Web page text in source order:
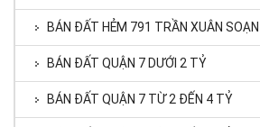
BÁN ĐẤT HẺM 791 TRẦN XUÂN
BÁN ĐẤT QUẬN 7 DƯỚI 2 TỶ
BÁN ĐẤT QUẬN 7 TỪ 2 ĐẾN 4 TỶ